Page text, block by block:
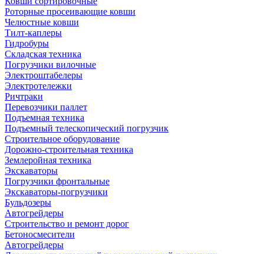
Роторные просеивающие ковши
Челюстные ковши
Тилт-каплеры
Гидробуры
Складская техника
Погрузчики вилочные
Электроштабелеры
Электротележки
Ричтраки
Перевозчики паллет
Подъемная техника
Подъемный телескопический погрузчик
Строительное оборудование
Дорожно-строительная техника
Землеройная техника
Экскаваторы
Погрузчики фронтальные
Экскаваторы-погрузчики
Бульдозеры
Автогрейдеры
Строительство и ремонт дорог
Бетоносмесители
Автогрейдеры